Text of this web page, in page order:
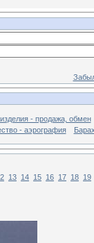
- продажа, обмен
- аэрография
13 14 15 16 17 18 19